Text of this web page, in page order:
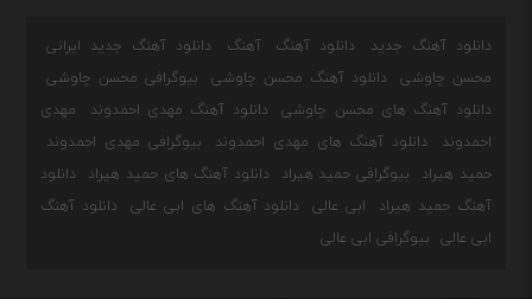
دانلود آهنگ جدید دانلود آهنگ آهنگ
دانلود آهنگ جدید ایرانی
محسن چاوشی
دانلود آهنگ محسن چاوشی
بیوگرافی محسن چاوشی
دانلود آهنگ های محسن چاوشی
دانلود آهنگ مهدی احمدوند
مهدی
احمدوند
دانلود آهنگ های مهدی احمدوند
بیوگرافی مهدی احمدوند
حمید هیراد
بیوگرافی حمید هیراد دانلود آهنگ های حمید هیراد
دانلود
آهنگ حمید هیراد
ابی عالی دانلود آهنگ های ابی عالی
دانلود آهنگ
ابی عالی
بیوگرافی ابی عالی